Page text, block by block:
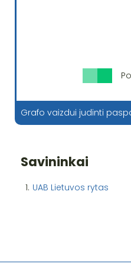
Grafo vaizdui judinti
Savininkai
1. UAB Lietuvos rytas